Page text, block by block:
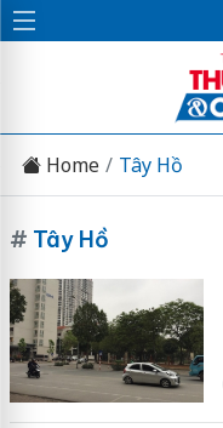
Home Tây Hồ
# Tây Hồ